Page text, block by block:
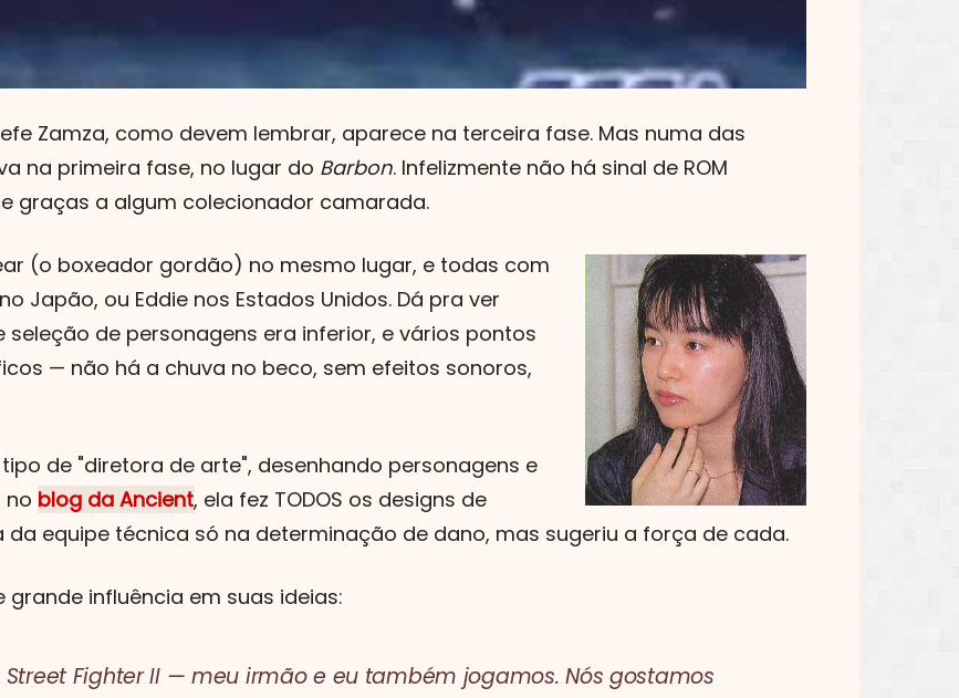
Zamza, como devem lembrar, aparece na terceira fase. Mas numa das
na primeira fase, no lugar do Barbon. Infelizmente não há sinal de ROM
graças a algum colecionador camarada.
(o boxeador gordão) no mesmo lugar, e todas com
Japão, ou Eddie nos Estados Unidos. Dá pra ver
de personagens era inferior, e vários pontos
— não há a chuva no beco, sem efeitos sonoros,
de "diretora de arte", desenhando personagens e
no blog da Ancient, ela fez TODOS os designs de
da equipe técnica só na determinação de dano, mas sugeriu a força de cada.
grande influência em suas ideias:
Fighter II — meu irmão e eu também jogamos. Nós gostamos